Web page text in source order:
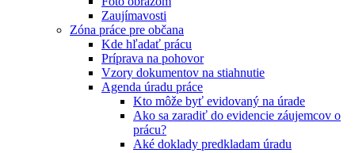
Zaujímavosti
Zóna práce pre občana
Kde hľadať prácu
Príprava na pohovor
Vzory dokumentov na stiahnutie
Agenda úradu práce
Kto môže byť evidovaný na úrade
Ako sa zaradiť do evidencie záujemcov o
prácu?
Aké doklady predkladam úradu